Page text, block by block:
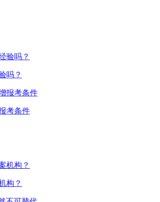
吗？
考条件
构？